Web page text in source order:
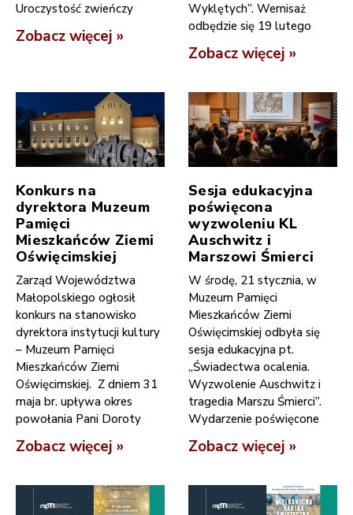
Uroczystość zwieńczy
Zobacz więcej »
Wyklętych”. Wernisaż
odbędzie się 19 lutego
Zobacz więcej »
Konkurs na
dyrektora Muzeum
Pamięci
Mieszkańców Ziemi
Oświęcimskiej
Zarząd Województwa
Małopolskiego ogłosił
konkurs na stanowisko
dyrektora instytucji kultury
– Muzeum Pamięci
Mieszkańców Ziemi
Oświęcimskiej. Z dniem 31
maja br. upływa okres
powołania Pani Doroty
Zobacz więcej »
Sesja edukacyjna
poświęcona
wyzwoleniu KL
Auschwitz i
Marszowi Śmierci
W środę, 21 stycznia, w
Muzeum Pamięci
Mieszkańców Ziemi
Oświęcimskiej odbyła się
sesja edukacyjna pt.
„Świadectwa ocalenia.
Wyzwolenie Auschwitz i
tragedia Marszu Śmierci”.
Wydarzenie poświęcone
Zobacz więcej »